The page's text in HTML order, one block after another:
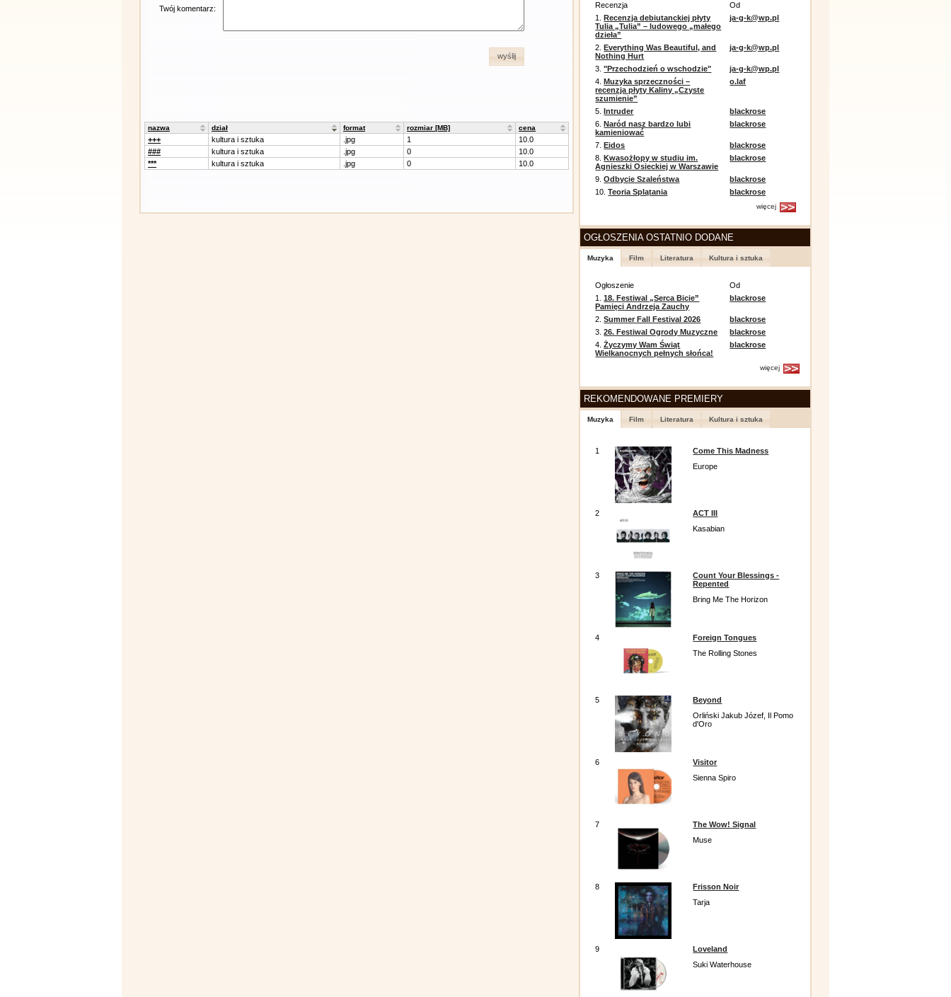
Twój komentarz:
wyślij
nazwa dział format rozmiar [MB] cena
+++ kultura i sztuka .jpg 1
10.0
###
kultura i sztuka .jpg 0
10.0
***
kultura i sztuka .jpg 0 10.0
Recenzja
Od
1.Recenzja debiutanckiej płyty
Tulia „Tulia” – ludowego „małego
dzieła”
ja-g-k@wp.pl
2.Everything Was Beautiful, and
Nothing Hurt
ja-g-k@wp.pl
3."Przechodzień o wschodzie"
ja-g-k@wp.pl
4.Muzyka sprzeczności –
recenzja płyty Kaliny „Czyste
szumienie”
o.laf
5.Intruder
blackrose
6.Naród nasz bardzo lubi
kamieniować
blackrose
7.Eidos
blackrose
8.Kwasożłopy w studiu im.
Agnieszki Osieckiej w Warszawie
blackrose
9.Odbycie Szaleństwa
blackrose
10.Teoria Splątania blackrose
więcej
OGŁOSZENIA OSTATNIO DODANE
Muzyka Film Literatura Kultura i sztuka
Ogłoszenie
Od
1.18. Festiwal „Serca Bicie”
Pamięci Andrzeja Zauchy
blackrose
2.Summer Fall Festival 2026
blackrose
3.26. Festiwal Ogrody Muzyczne
blackrose
4.Życzymy Wam Świąt
Wielkanocnych pełnych słońca!
blackrose
więcej
REKOMENDOWANE PREMIERY
Muzyka Film Literatura Kultura i sztuka
1
Come This Madness
Europe
2
ACT III
Kasabian
3
Count Your Blessings -
Repented
Bring Me The Horizon
4
Foreign Tongues
The Rolling Stones
5
Beyond
Orliński Jakub Józef, Il Pomo
d'Oro
6
Visitor
Sienna Spiro
7
The Wow! Signal
Muse
8
Frisson Noir
Tarja
9
Loveland
Suki Waterhouse